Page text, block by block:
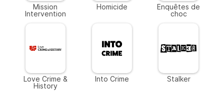
Mission
Intervention
Homicide
Enquêtes de
choc
Love Crime &
History
Into Crime Stalker